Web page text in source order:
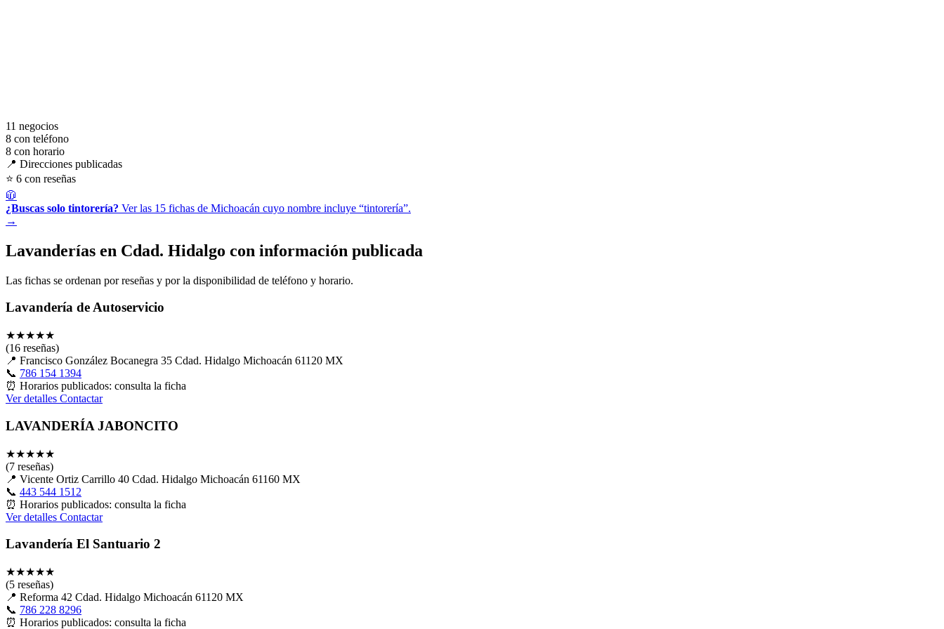
11 negocios
8 con teléfono
8 con horario
📍 Direcciones publicadas
⭐ 6 con reseñas
🧥
¿Buscas solo tintorería? Ver las 15 fichas de Michoacán cuyo nombre incluye “tintorería”.
→
Lavanderías en Cdad. Hidalgo con información publicada
Las fichas se ordenan por reseñas y por la disponibilidad de teléfono y horario.
Lavandería de Autoservicio
★★★★★
(16 reseñas)
📍 Francisco González Bocanegra 35 Cdad. Hidalgo Michoacán 61120 MX
📞 786 154 1394
⏰ Horarios publicados: consulta la ficha
Ver detalles Contactar
LAVANDERÍA JABONCITO
★★★★★
(7 reseñas)
📍 Vicente Ortiz Carrillo 40 Cdad. Hidalgo Michoacán 61160 MX
📞 443 544 1512
⏰ Horarios publicados: consulta la ficha
Ver detalles Contactar
Lavandería El Santuario 2
★★★★★
(5 reseñas)
📍 Reforma 42 Cdad. Hidalgo Michoacán 61120 MX
📞 786 228 8296
⏰ Horarios publicados: consulta la ficha